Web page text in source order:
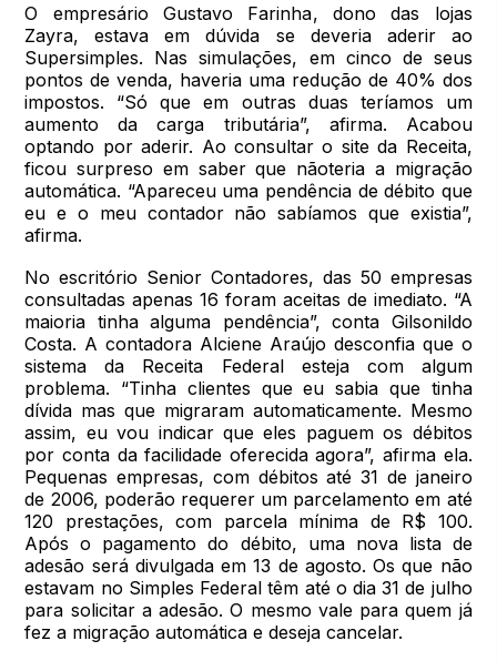
O empresário Gustavo Farinha, dono das lojas
Zayra, estava em dúvida se deveria aderir ao
Supersimples. Nas simulações, em cinco de seus
pontos de venda, haveria uma redução de 40% dos
impostos. “Só que em outras duas teríamos um
aumento da carga tributária”, afirma. Acabou
optando por aderir. Ao consultar o site da Receita,
ficou surpreso em saber que nãoteria a migração
automática. “Apareceu uma pendência de débito que
eu e o meu contador não sabíamos que existia”,
afirma.
No escritório Senior Contadores, das 50 empresas
consultadas apenas 16 foram aceitas de imediato. “A
maioria tinha alguma pendência”, conta Gilsonildo
Costa. A contadora Alciene Araújo desconfia que o
sistema da Receita Federal esteja com algum
problema. “Tinha clientes que eu sabia que tinha
dívida mas que migraram automaticamente. Mesmo
assim, eu vou indicar que eles paguem os débitos
por conta da facilidade oferecida agora”, afirma ela.
Pequenas empresas, com débitos até 31 de janeiro
de 2006, poderão requerer um parcelamento em até
120 prestações, com parcela mínima de R$ 100.
Após o pagamento do débito, uma nova lista de
adesão será divulgada em 13 de agosto. Os que não
estavam no Simples Federal têm até o dia 31 de julho
para solicitar a adesão. O mesmo vale para quem já
fez a migração automática e deseja cancelar.